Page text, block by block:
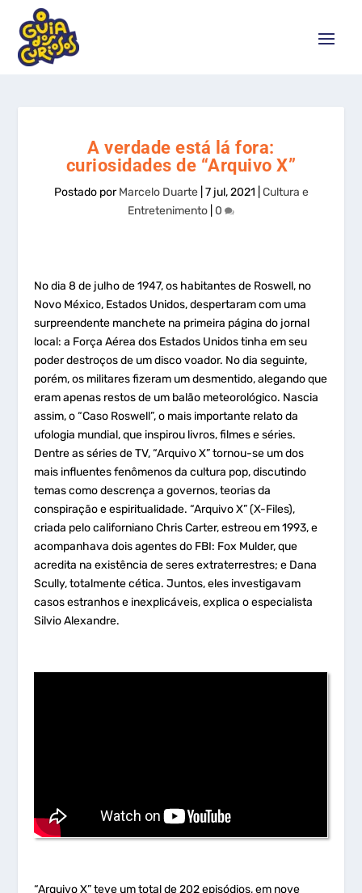
A verdade está lá fora:
curiosidades de “Arquivo X”
Postado porMarcelo Duarte| 7 jul, 2021 Cultura e
Entretenimento 0
No dia 8 de julho de 1947, os habitantes de Roswell, no
Novo México, Estados Unidos, despertaram com uma
surpreendente manchete na primeira página do jornal
local: a Força Aérea dos Estados Unidos tinha em seu
poder destroços de um disco voador. No dia seguinte,
porém, os militares fizeram um desmentido, alegando que
eram apenas restos de um balão meteorológico. Nascia
assim, o “Caso Roswell”, o mais importante relato da
ufologia mundial, que inspirou livros, filmes e séries.
Dentre as séries de TV, “Arquivo X” tornou-se um dos
mais influentes fenômenos da cultura pop, discutindo
temas como descrença a governos, teorias da
conspiração e espiritualidade. “Arquivo X” (X-Files),
criada pelo californiano Chris Carter, estreou em 1993, e
acompanhava dois agentes do FBI: Fox Mulder, que
acredita na existência de seres extraterrestres; e Dana
Scully, totalmente cética. Juntos, eles investigavam
casos estranhos e inexplicáveis, explica o especialista
Silvio Alexandre.
“Arquivo X” teve um total de 202 episódios, em nove